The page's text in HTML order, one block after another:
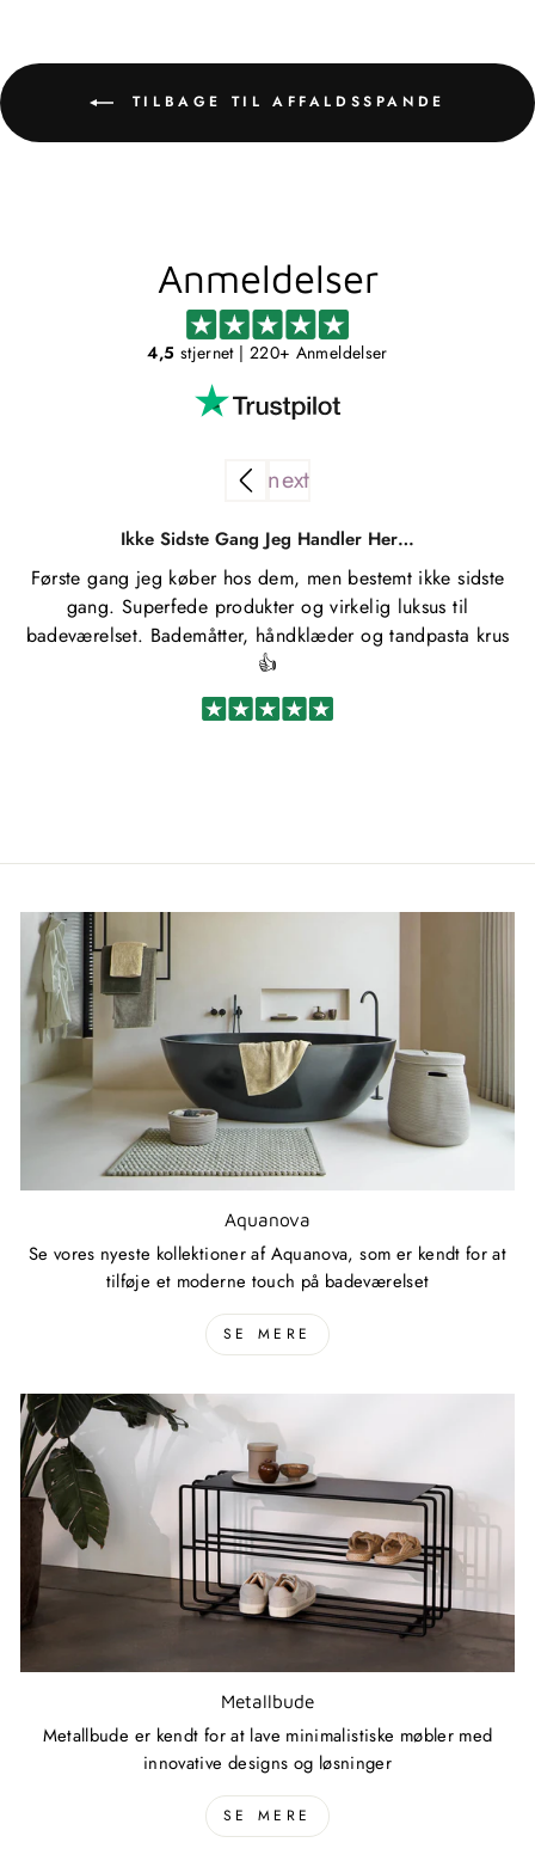
TILBAGE TIL AFFALDSSPANDE
Anmeldelser
4,5 stjernet | 220+ Anmeldelser
Ikke Sidste Gang Jeg Handler Her…
Første gang jeg køber hos dem, men bestemt ikke sidste
gang. Superfede produkter og virkelig luksus til
badeværelset. Bademåtter, håndklæder og tandpasta krus
👍
Aquanova
Se vores nyeste kollektioner af Aquanova, som er kendt for at
tilføje et moderne touch på badeværelset
SE MERE
Metallbude
Metallbude er kendt for at lave minimalistiske møbler med
innovative designs og løsninger
SE MERE